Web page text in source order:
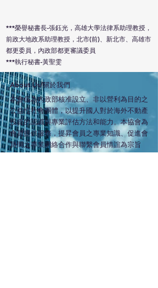
​***榮譽秘書長-張鈺光，高雄大學法律系助理教授，
前政大地政系助理教授，北市(前)、新北市、高雄市
都更委員，內政部都更審議委員
***執行秘書-黃聖雯​
​About Us/關於我們
本會係為內政部核准設立、非以營利為目的之
公益性社會團體，以提升國人對於海外不動產
投資的認識與專業評估方法和能力。本協會為
會員提供服務，提昇會員之專業知識、促進會
員間之專業網絡合作與聯繫會員情誼為宗旨